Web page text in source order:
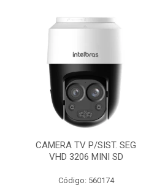
CAMERA TV P/SIST. SEG
VHD 3206 MINI SD
Código: 560174